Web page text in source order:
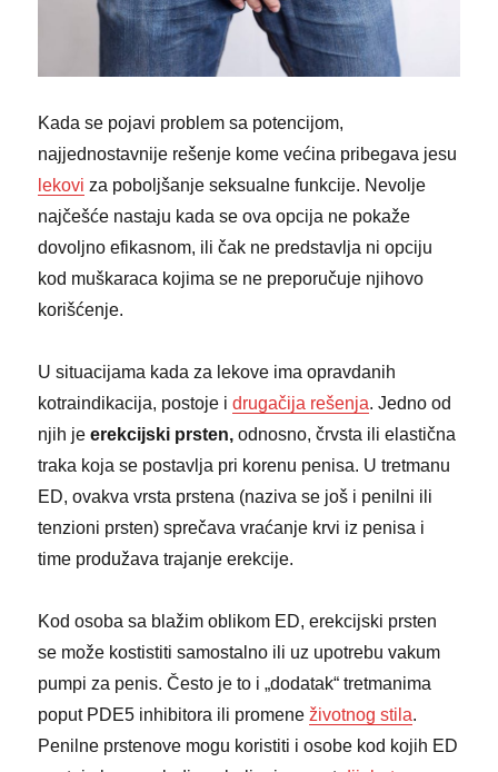
Kada se pojavi problem sa potencijom,
najjednostavnije rešenje kome većina pribegava jesu
lekovi za poboljšanje seksualne funkcije. Nevolje
najčešće nastaju kada se ova opcija ne pokaže
dovoljno efikasnom, ili čak ne predstavlja ni opciju
kod muškaraca kojima se ne preporučuje njihovo
korišćenje.
U situacijama kada za lekove ima opravdanih
kotraindikacija, postoje idrugačija rešenja. Jedno od
njih jeerekcijski prsten, odnosno, črvsta ili elastična
traka koja se postavlja pri korenu penisa. U tretmanu
ED, ovakva vrsta prstena (naziva se još i penilni ili
tenzioni prsten) sprečava vraćanje krvi iz penisa i
time produžava trajanje erekcije.
Kod osoba sa blažim oblikom ED, erekcijski prsten
se može kostistiti samostalno ili uz upotrebu vakum
pumpi za penis. Često je to i „dodatak“ tretmanima
poput PDE5 inhibitora ili promene životnog stila.
Penilne prstenove mogu koristiti i osobe kod kojih ED